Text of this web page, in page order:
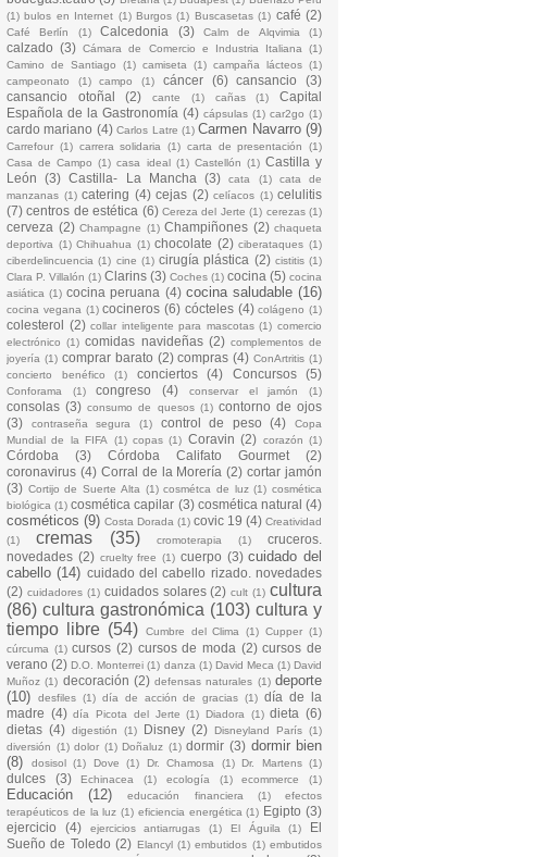
(1) bulos en Internet (1) Burgos (1) Buscasetas (1) café (2)
Café Berlín (1) Calcedonia (3) Calm de Alqvimia (1)
calzado (3) Cámara de Comercio e Industria Italiana (1)
Camino de Santiago
(1) camiseta (1) campaña lácteos (1)
campeonato
(1) campo (1) cáncer (6) cansancio
(3)
cansancio otoñal
(2) cante (1) cañas (1)
Capital
Española de la Gastronomía (4) cápsulas (1) car2go (1)
cardo mariano (4) Carlos Latre (1) Carmen Navarro (9)
Carrefour (1) carrera solidaria (1) carta de presentación
(1)
Casa de Campo (1) casa ideal (1) Castellón (1) Castilla y
León
(3) Castilla- La Mancha (3) cata (1)
cata de
manzanas (1) catering (4) cejas (2) celíacos (1) celulitis
(7) centros de estética (6) Cereza del Jerte (1) cerezas (1)
cerveza (2) Champagne (1) Champiñones (2) chaqueta
deportiva (1) Chihuahua (1) chocolate (2) ciberataques (1)
ciberdelincuencia (1) cine (1) cirugía plástica (2) cistitis (1)
Clara P. Villalón (1) Clarins (3) Coches (1) cocina (5) cocina
asiática (1) cocina peruana (4) cocina saludable (16)
cocina vegana (1) cocineros (6) cócteles (4) colágeno (1)
colesterol (2) collar inteligente para mascotas (1) comercio
electrónico (1) comidas navideñas (2) complementos de
joyería (1) comprar barato (2) compras (4) ConArtritis (1)
concierto benéfico
(1) conciertos (4) Concursos (5)
Conforama (1) congreso (4) conservar el jamón (1)
consolas (3) consumo de quesos (1) contorno de ojos
(3)
contraseña segura (1) control de peso (4)
Copa
Mundial de la FIFA (1) copas (1) Coravin (2) corazón (1)
Córdoba (3) Córdoba Califato Gourmet
(2)
coronavirus (4) Corral de la Morería (2) cortar jamón
(3) Cortijo de Suerte Alta (1) cosmétca de luz (1) cosmética
biológica (1) cosmética capilar (3) cosmética natural (4)
cosméticos (9) Costa Dorada (1) covic 19 (4) Creatividad
(1)
cremas (35) cromoterapia (1)
cruceros.
novedades (2) cruelty free (1) cuerpo (3) cuidado del
cabello (14) cuidado del cabello rizado. novedades
(2) cuidadores (1) cuidados solares (2) cult (1) cultura
(86) cultura gastronómica (103) cultura y
tiempo libre (54) Cumbre del Clima (1) Cupper (1)
cúrcuma (1) cursos (2) cursos de moda (2) cursos de
verano (2) D.O. Monterrei (1) danza (1) David Meca (1) David
Muñoz (1) decoración (2) defensas naturales (1) deporte
(10)
desfiles (1) día de acción de gracias (1) día de la
madre (4) día Picota del Jerte (1) Diadora (1) dieta (6)
dietas (4) digestión (1) Disney (2) Disneyland París (1)
diversión (1) dolor (1) Doñaluz (1) dormir (3) dormir bien
(8)
dosisol (1) Dove (1) Dr. Chamosa (1) Dr. Martens (1)
dulces (3) Echinacea (1) ecología (1) ecommerce (1)
Educación (12) educación financiera (1)
efectos
terapéuticos de la luz (1) eficiencia energética (1) Egipto (3)
ejercicio
(4) ejercicios antiarrugas (1) El Águila (1)
El
Sueño de Toledo (2) Elancyl (1) embutidos (1) embutidos